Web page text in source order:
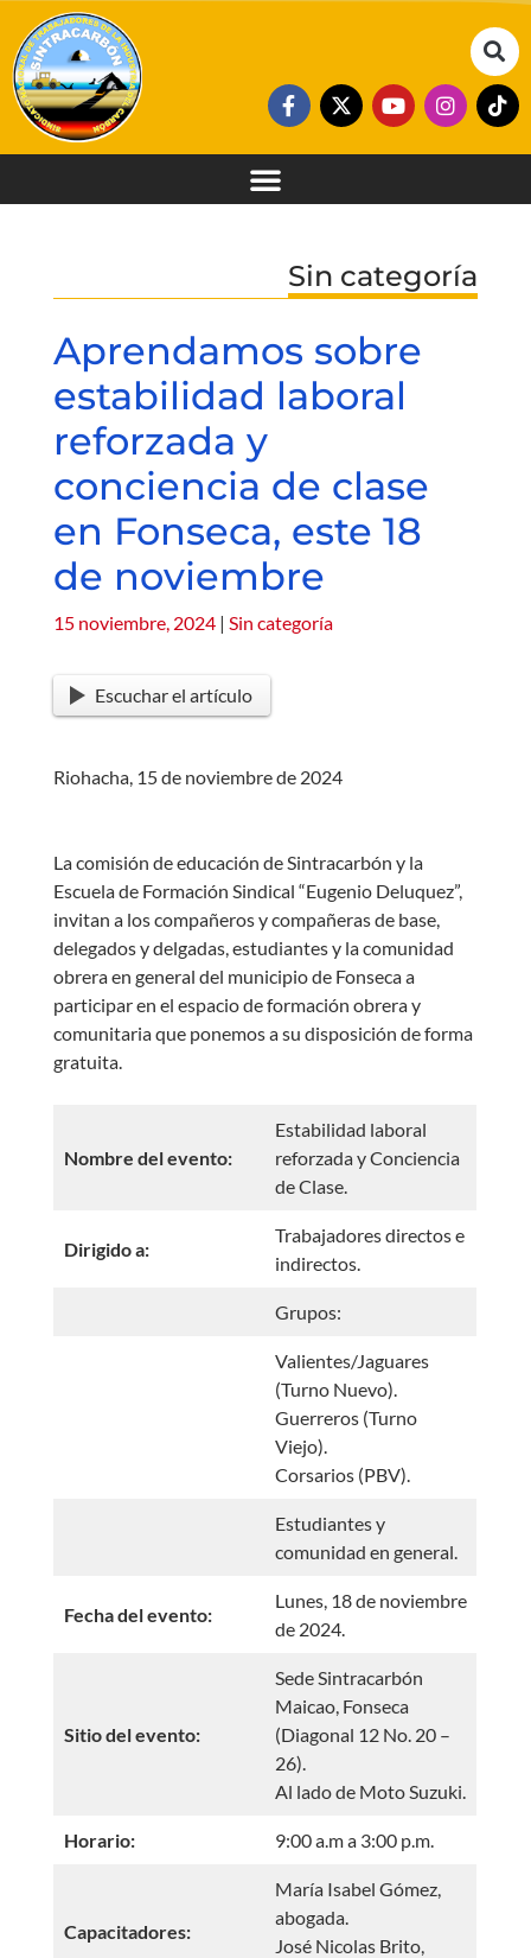
Sin categoría
Aprendamos sobre
estabilidad laboral
reforzada y
conciencia de clase
en Fonseca, este 18
de noviembre
15 noviembre, 2024 | Sin categoría
Escuchar el artículo
Riohacha, 15 de noviembre de 2024
La comisión de educación de Sintracarbón y la
Escuela de Formación Sindical “Eugenio Deluquez”,
invitan a los compañeros y compañeras de base,
delegados y delgadas, estudiantes y la comunidad
obrera en general del municipio de Fonseca a
participar en el espacio de formación obrera y
comunitaria que ponemos a su disposición de forma
gratuita.
Nombre del evento:
Estabilidad laboral
reforzada y Conciencia
de Clase.
Dirigido a:
Trabajadores directos e
indirectos.
Grupos:
Valientes/Jaguares
(Turno Nuevo).
Guerreros (Turno
Viejo).
Corsarios (PBV).
Estudiantes y
comunidad en general.
Fecha del evento:
Lunes, 18 de noviembre
de 2024.
Sitio del evento:
Sede Sintracarbón
Maicao, Fonseca
(Diagonal 12 No. 20 –
26).
Al lado de Moto Suzuki.
Horario: 9:00 a.m a 3:00 p.m.
Capacitadores:
María Isabel Gómez,
abogada.
José Nicolas Brito,